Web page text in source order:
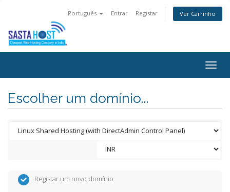
Português Entrar Registar Ver Carrinho
Escolher um domínio...
Registar um novo domínio